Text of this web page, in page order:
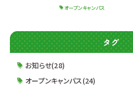
日（土）★ ※体験授業
のでご注意ください！ １
００受付開始） ▼ドッグ
も大歓迎
オープンキャンパス
タグ
お知らせ(28)
オープンキャンパス(24)